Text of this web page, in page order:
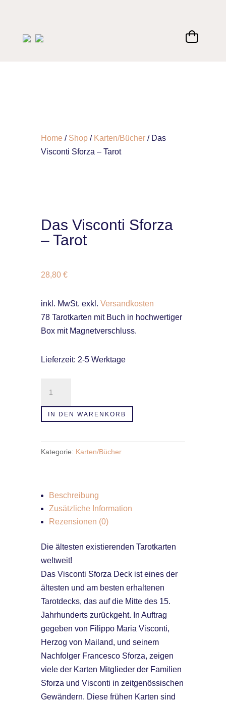
Home / Shop/ Karten/Bücher/ Das
Visconti Sforza – Tarot
Das Visconti Sforza
– Tarot
28,80 €
inkl. MwSt. exkl. Versandkosten
78 Tarotkarten mit Buch in hochwertiger
Box mit Magnetverschluss.
Lieferzeit: 2-5 Werktage
Sforza
Menge
IN DEN WARENKORB
Kategorie: Karten/Bücher
Beschreibung
Zusätzliche Information
Rezensionen (0)
Die ältesten existierenden Tarotkarten
weltweit!
Das Visconti Sforza Deck ist eines der
ältesten und am besten erhaltenen
Tarotdecks, das auf die Mitte des 15.
Jahrhunderts zurückgeht. In Auftrag
gegeben von Filippo Maria Visconti,
Herzog von Mailand, und seinem
Nachfolger Francesco Sforza, zeigen
viele der Karten Mitglieder der Familien
Sforza und Visconti in zeitgenössischen
Gewändern. Diese frühen Karten sind